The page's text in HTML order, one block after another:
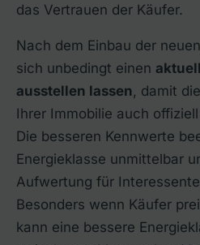
das Vertrauen der Käufer.
Nach dem Einbau der
sich unbedingt einen
ausstellen lassen , damit
Ihrer Immobilie auch
Die besseren Kennwerte
Energieklasse unmittelbar
Aufwertung für
Besonders wenn Käufer
kann eine bessere